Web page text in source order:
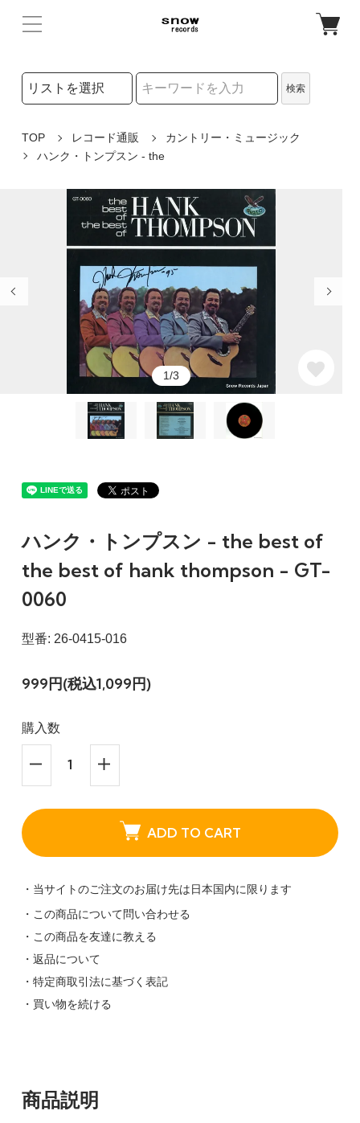
検索リストの選択
検索
TOP レコード通販
カントリー・ミュージック
ハンク・トンプスン - the
1/3
ハンク・トンプスン - the best of
the best of hank thompson - GT-
0060
型番: 26-0415-016
999円(税込1,099円)
購入数
ADD TO CART
・当サイトのご注文のお届け先は日本国内に限ります
・この商品について問い合わせる
・この商品を友達に教える
・返品について
・特定商取引法に基づく表記
・買い物を続ける
商品説明